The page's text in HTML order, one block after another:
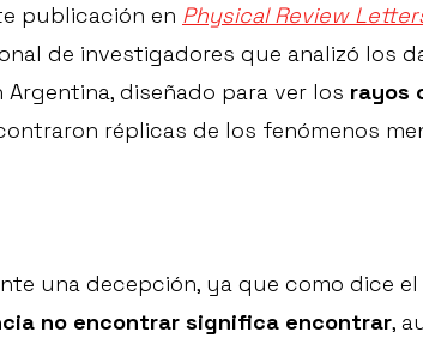
publicación en Physical Review
de investigadores que analizó los
Argentina, diseñado para ver los rayos
réplicas de los fenómenos
una decepción, ya que como dice
no encontrar significa encontrar,